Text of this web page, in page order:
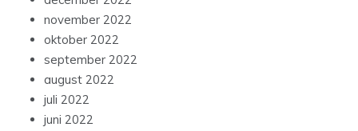
november 2022
oktober 2022
september 2022
august 2022
juli 2022
juni 2022